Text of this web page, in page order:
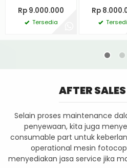
Rp 9.000.000
Tersedia
Rp
AFTER
Selain proses maintenance
penyewaan, kita juga
consumable part untuk
operational mesin
menyediakan jasa service jika